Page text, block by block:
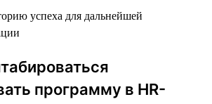
успеха для дальнейшей
программу в HR-